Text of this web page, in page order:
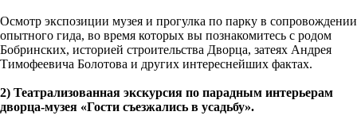
Осмотр экспозиции музея и прогулка по парку в сопровождении
опытного гида, во время которых вы познакомитесь с родом
Бобринских, историей строительства Дворца, затеях Андрея
Тимофеевича Болотова и других интереснейших фактах.
2) Театрализованная экскурсия по парадным интерьерам
дворца-музея «Гости съезжались в усадьбу».